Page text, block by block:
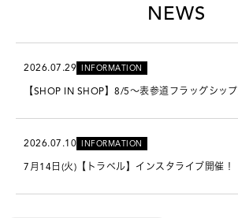
NEWS
2026.07.29 INFORMATION
【SHOP IN SHOP】8/5～表参道フラッグシッ
2026.07.10 INFORMATION
7月14日(火)【トラベル】インスタライブ開催！